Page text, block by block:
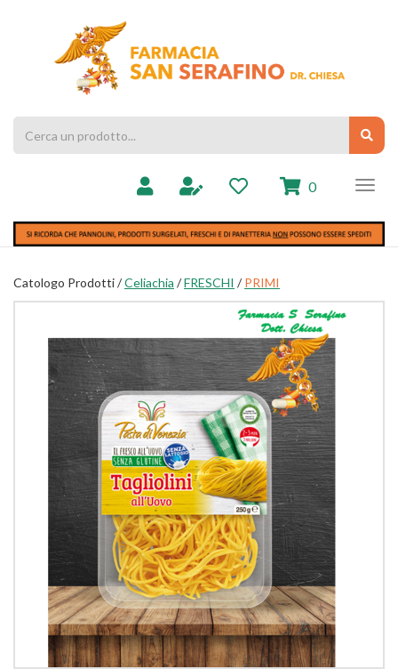
Prodotto
0 prodotti
inseriti
Catologo Prodotti /Celiachia /FRESCHI /PRIMI